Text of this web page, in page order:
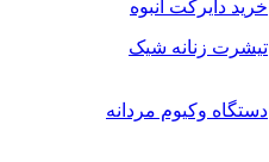
خرید دایرکت انبوه
تیشرت زنانه شیک
دستگاه وکیوم مردانه